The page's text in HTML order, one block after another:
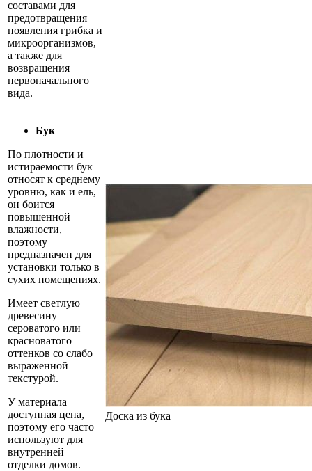
составами для
предотвращения
появления грибка и
микроорганизмов,
а также для
возвращения
первоначального
вида.
Бук
По плотности и
истираемости бук
относят к среднему
уровню, как и ель,
он боится
повышенной
влажности,
поэтому
предназначен для
установки только в
сухих помещениях.
Имеет светлую
древесину
сероватого или
красноватого
оттенков со слабо
выраженной
текстурой.
У материала
доступная цена,
поэтому его часто
используют для
внутренней
отделки домов.
Доска из бука